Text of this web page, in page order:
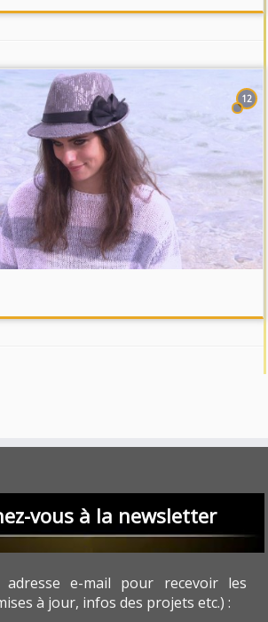
12
vous à la newsletter
e-mail pour recevoir les
à jour, infos des projets etc.) :